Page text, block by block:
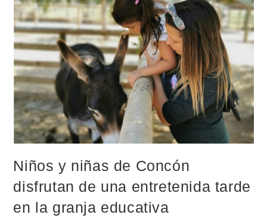
Niños y niñas de Concón
disfrutan de una entretenida tarde
en la granja educativa